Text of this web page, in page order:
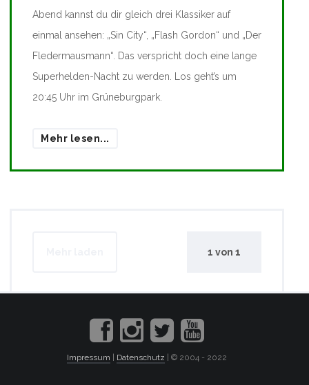
Abend kannst du dir gleich drei Klassiker auf
einmal ansehen: „Sin City“, „Flash Gordon“ und „Der
Fledermausmann“. Das verspricht doch eine lange
Superhelden-Nacht zu werden. Los geht’s um
20:45 Uhr im Grüneburgpark.
Mehr lesen...
1 von 1
Impressum Datenschutz | © 2004 - 2022